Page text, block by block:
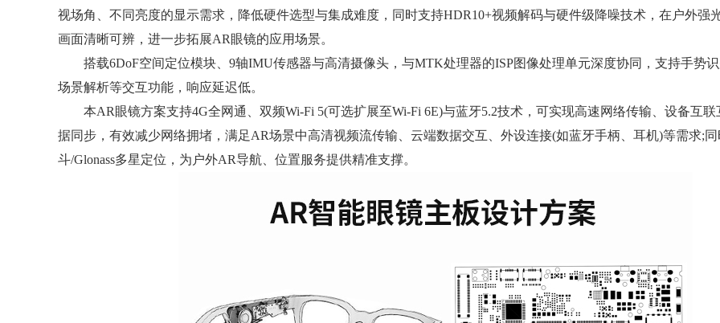
视场角、不同亮度的显示需求，降低硬件选型与集成难度，同时支持HDR10+视频解码与硬件级降噪技术，在户外强
画面清晰可辨，进一步拓展AR眼镜的应用场景。
搭载6DoF空间定位模块、9轴IMU传感器与高清摄像头，与MTK处理器的ISP图像处理单元深度协同，支持手势识
场景解析等交互功能，响应延迟低。
本AR眼镜方案支持4G全网通、双频Wi-Fi 5(可选扩展至Wi-Fi 6E)与蓝牙5.2技术，可实现高速网络传输、设备互联
据同步，有效减少网络拥堵，满足AR场景中高清视频流传输、云端数据交互、外设连接(如蓝牙手柄、耳机)等需求;同
斗/Glonass多星定位，为户外AR导航、位置服务提供精准支撑。